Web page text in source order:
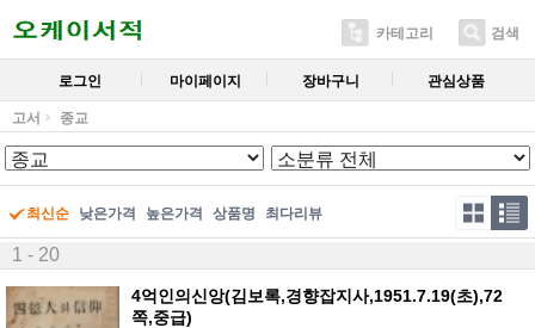
카테고리 검색
로그인 마이페이지 장바구니 관심상품
고서 종교
최신순 낮은가격 높은가격 상품명 최다리뷰
1 - 20
4억인의신앙(김보록,경향잡지사,1951.7.19(초),72
쪽,중급)